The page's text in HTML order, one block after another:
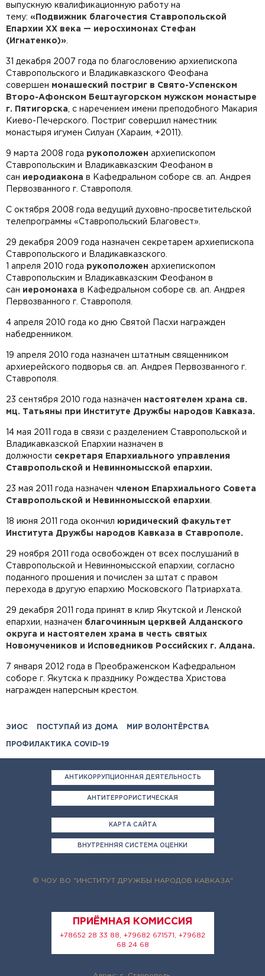
выпускную квалификационную работу на
тему: «Подвижник благочестия Ставропольской
Епархии XX века — иеросхимонах Стефан
(Игнатенко)»
31 декабря 2007 года по благословению архиепископа
Ставропольского и Владикавказского Феофана
совершен монашеский постриг в Свято-Успенском
Второ-Афонском Бештаугорском мужском монастыре
г. Пятигорска , с наречением имени преподобного Макария
Киево-Печерского. Постриг совершил наместник
монастыря игумен Силуан (Хараим, +2011).
9 марта 2008 года рукоположен архиепископом
Ставропольским и Владикавказским Феофаном в
сан иеродиакона в Кафедральном соборе св. ап. Андрея
Первозванного г. Ставрополя.
С октября 2008 года ведущий духовно-просветительской
телепрограммы «Ставропольский Благовест».
29 декабря 2009 года назначен секретарем архиепископа
Ставропольского и Владикавказского.
1 апреля 2010 года рукоположен архиепископом
Ставропольским и Владикавказским Феофаном в
сан иеромонаха в Кафедральном соборе св. ап. Андрея
Первозванного г. Ставрополя.
4 апреля 2010 года ко дню Святой Пасхи награжден
набедренником.
19 апреля 2010 года назначен штатным священником
архиерейского подворья св. ап. Андрея Первозванного г.
Ставрополя.
23 сентября 2010 года назначен настоятелем храма св.
мц. Татьяны при Институте Дружбы народов Кавказа.
14 мая 2011 года в связи с разделением Ставропольской и
Владикавказской Епархии назначен в
должности секретаря Епархиального управления
Ставропольской и Невинномысской епархии.
23 мая 2011 года назначен членом Епархиального Совета
Ставропольской и Невинномысской епархии
18 июня 2011 года окончил юридический факультет
Института Дружбы народов Кавказа в Ставрополе.
29 ноября 2011 года освобожден от всех послушаний в
Ставропольской и Невинномысской епархии, согласно
поданного прошения и почислен за штат с правом
перехода в другую епархию Московского Патриархата.
29 декабря 2011 года принят в клир Якутской и Ленской
епархии, назначен благочинным церквей Алданского
округа и настоятелем храма в честь святых
Новомучеников и Исповедников Российских г. Алдана.
7 января 2012 года в Преображенском Кафедральном
соборе г. Якутска к празднику Рождества Христова
награжден наперсным крестом.
ЭИОС ПОСТУПАЙ ИЗ ДОМА МИР ВОЛОНТЁРСТВА
ПРОФИЛАКТИКА COVID-19
АНТИКОРРУПЦИОННАЯ ДЕЯТЕЛЬНОСТЬ
АНТИТЕРРОРИСТИЧЕСКАЯ
КАРТА САЙТА
ВНУТРЕННЯЯ СИСТЕМА ОЦЕНКИ
© ЧОУ ВО "ИНСТИТУТ ДРУЖБЫ НАРОДОВ КАВКАЗА"
ПРИЁМНАЯ КОМИССИЯ
+78652 28 33 88, +79682 671571, +79682
68 24 68